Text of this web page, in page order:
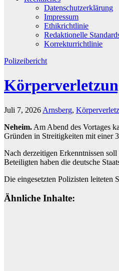
Datenschutzerklärung
Impressum
Ethikrichtlinie
Redaktionelle
Korrekturrichtlinie
Polizeibericht
Juli 7, 2026 Arnsberg,
Neheim. Am Abend des Vortages
Gründen in Streitigkeiten mit einer
Nach derzeitigen Erkenntnissen
Beteiligten haben die deutsche
Die eingesetzten Polizisten
Ähnliche Inhalte: